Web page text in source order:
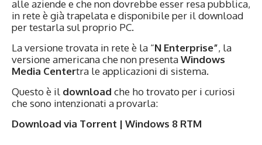
alle aziende e che non dovrebbe esser resa pubblica,
in rete è già trapelata e disponibile per il download
per testarla sul proprio PC.
La versione trovata in rete è la “N Enterprise”, la
versione americana che non presentaWindows
Media Centertra le applicazioni di sistema.
Questo è il download che ho trovato per i curiosi
che sono intenzionati a provarla:
Download via Torrent | Windows 8 RTM